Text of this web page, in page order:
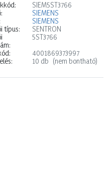
SIEM5ST3766
SIEMENS
SIEMENS
típus:
SENTRON
5ST3766
4001869373997
10 db (nem bontható)